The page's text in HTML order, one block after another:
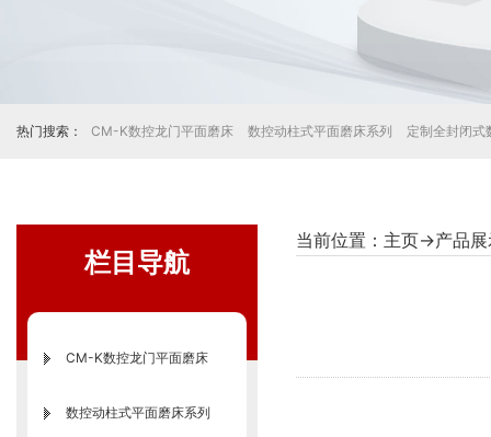
热门搜索： CM-K数控龙门平面磨床 数控动柱式平面磨床系列 定制全封闭式
栏目导航
CM-K数控龙门平面磨床
数控动柱式平面磨床系列
当前位置： 主页→产品